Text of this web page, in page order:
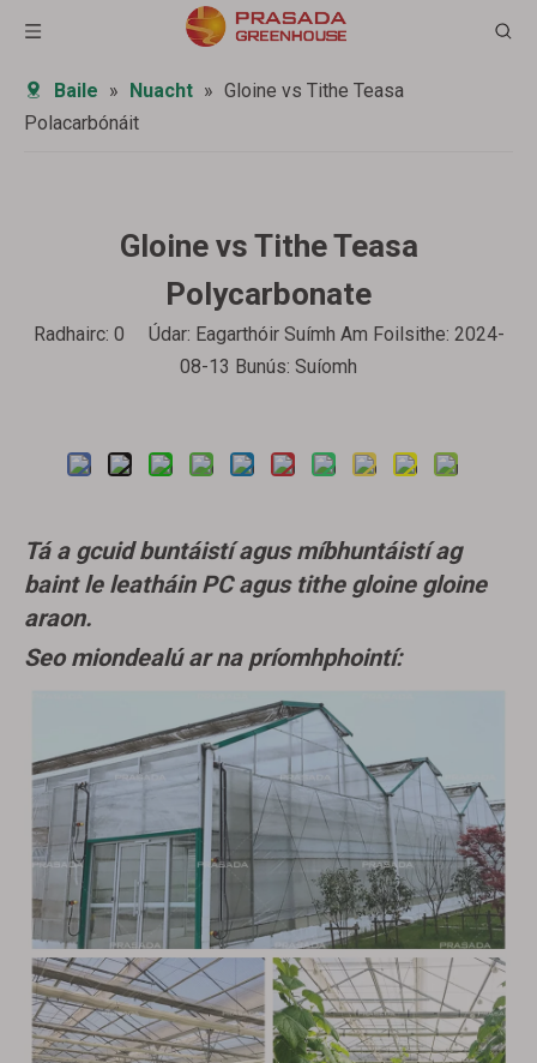
Baile » Nuacht » Gloine vs Tithe Teasa
Polacarbónáit
Gloine vs Tithe Teasa
Polycarbonate
Radhairc: 0 Údar: Eagarthóir Suímh Am Foilsithe: 2024-
08-13 Bunús: Suíomh
Tá a gcuid buntáistí agus míbhuntáistí ag
baint le leatháin PC agus tithe gloine gloine
araon.
Seo miondealú ar na príomhphointí: